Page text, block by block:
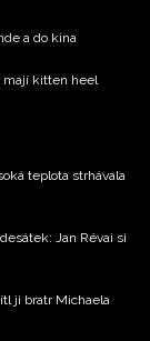
a do kina
mají kitten heel
teplota strhávala
Jan Révai si
ji bratr Michaela